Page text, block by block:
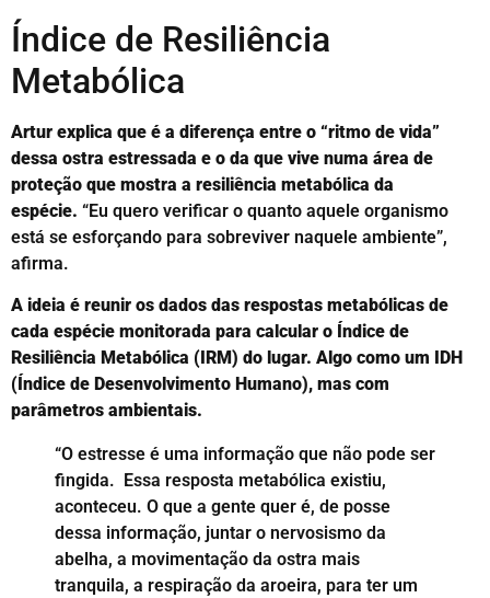
Índice de Resiliência
Metabólica
Artur explica que é a diferença entre o “ritmo de vida”
dessa ostra estressada e o da que vive numa área de
proteção que mostra a resiliência metabólica da
espécie. “Eu quero verificar o quanto aquele organismo
está se esforçando para sobreviver naquele ambiente”,
afirma.
A ideia é reunir os dados das respostas metabólicas de
cada espécie monitorada para calcular o Índice de
Resiliência Metabólica (IRM) do lugar. Algo como um IDH
(Índice de Desenvolvimento Humano), mas com
parâmetros ambientais.
“O estresse é uma informação que não pode ser
fingida. Essa resposta metabólica existiu,
aconteceu. O que a gente quer é, de posse
dessa informação, juntar o nervosismo da
abelha, a movimentação da ostra mais
tranquila, a respiração da aroeira, para ter um